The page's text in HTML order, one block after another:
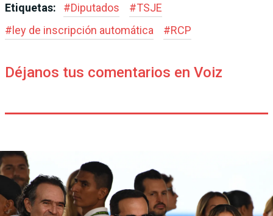
Etiquetas: #Diputados #TSJE
#ley de inscripción automática #RCP
Déjanos tus comentarios en Voiz